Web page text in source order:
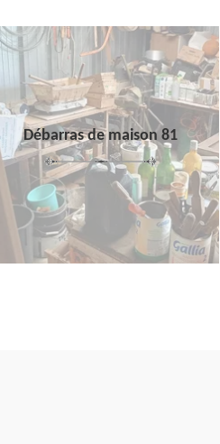
Débarras de maison 81